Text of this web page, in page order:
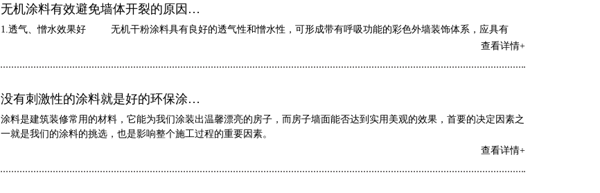
无机涂料有效避免墙体开裂的原因…
1.透气、憎水效果好 无机干粉涂料具有良好的透气性和憎水性，可形成带有呼吸功能的彩色外墙装饰体系，应具有
查看详情+
没有刺激性的涂料就是好的环保涂…
涂料是建筑装修常用的材料，它能为我们涂装出温馨漂亮的房子，而房子墙面能否达到实用美观的效果，首要的决定因素之
一就是我们的涂料的挑选，也是影响整个施工过程的重要因素。
查看详情+